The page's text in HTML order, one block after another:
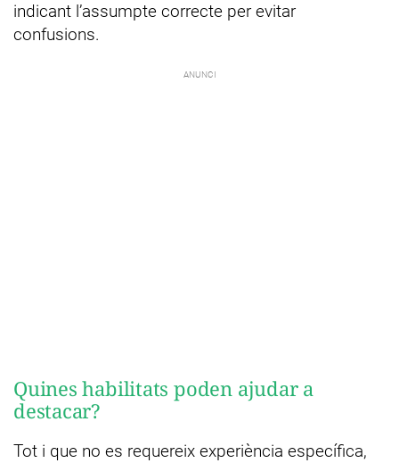
indicant l’assumpte correcte per evitar
confusions.
Quines habilitats poden ajudar a
destacar?
Tot i que no es requereix experiència específica,